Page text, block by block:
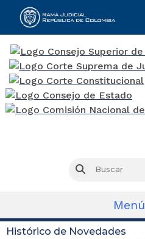
Buscar
Menú
Histórico de Novedades